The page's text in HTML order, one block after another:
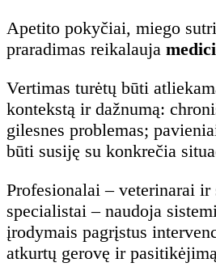
Apetito pokyčiai, miego
praradimas reikalauja
Vertimas turėtų būti
kontekstą ir dažnumą:
gilesnes problemas;
būti susiję su konkrečia
Profesionalai – veterinarai
specialistai – naudoja
įrodymais pagrįstus
atkurtų gerovę ir